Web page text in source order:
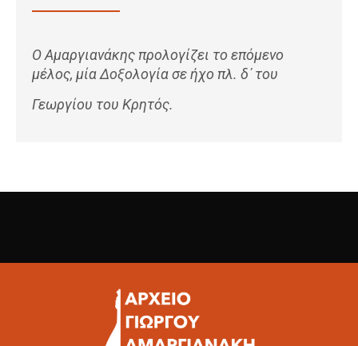
Ο Αμαργιανάκης προλογίζει το επόμενο
μέλος, μία Δοξολογία σε ήχο πλ. δ΄ του
Γεωργίου του Κρητός.